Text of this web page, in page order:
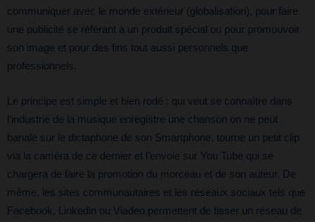
communiquer avec le monde extérieur (globalisation), pour faire
une publicité se référant à un produit spécial ou pour promouvoir
son image et pour des fins tout aussi personnels que
professionnels.
Le principe est simple et bien rodé : qui veut se connaître dans
l’industrie de la musique enregistre une chanson on ne peut
banale sur le dictaphone de son Smartphone, tourne un petit clip
via la caméra de ce dernier et l’envoie sur You Tube qui se
chargera de faire la promotion du morceau et de son auteur. De
même, les sites communautaires et les réseaux sociaux tels que
Facebook, Linkedin ou Viadeo permettent de tisser un réseau de